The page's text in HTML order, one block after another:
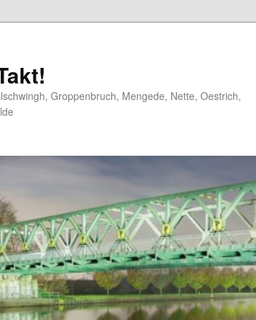
Groppenbruch, Mengede, Nette, Oestrich,